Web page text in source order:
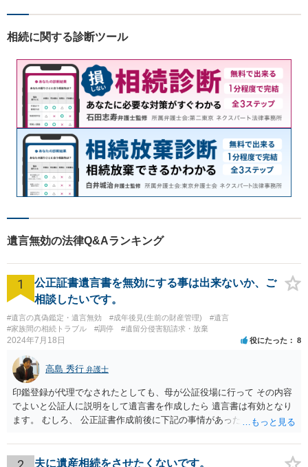
識し、常に誠実で真摯な対応
宮駅5分】
相続に関する診断ツール
遺言無効の法律Q&Aランキング
1
公正証書遺言書を無効にする事は出来ないか、ご
相談したいです。
#遺言の真偽鑑定・遺言無効 #成年後見(生前の財産管理)
#遺言
#家族間の相続トラブル
#調停 #遺留分侵害額請求・放棄
2024年7月18日 役にたった 8
高島 秀行 弁護士
印鑑登録が代理でなされたとしても、母が公証役場に行って その内容
でよいと公証人に説明をして遺言書を作成したら 遺言書は有効となり
ます。 むしろ、 公正証書作成前後に下記の事情があったことが証明で
月に携帯が新しくなった母からの第一声は「ここにいたら殺される」
「面会に来てくれ」で、長男に聞くと「面会は出来ない。俺は携帯電
夫に遺産相続をさせたくないです。